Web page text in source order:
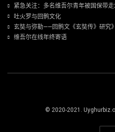
紧急关注：多名维吾尔青年被国保带
吐火罗与回鹘文化
玄奘与弥勒——回鹘文《玄奘传》研究》
维吾尔在线年终寄语
© 2020-2021.